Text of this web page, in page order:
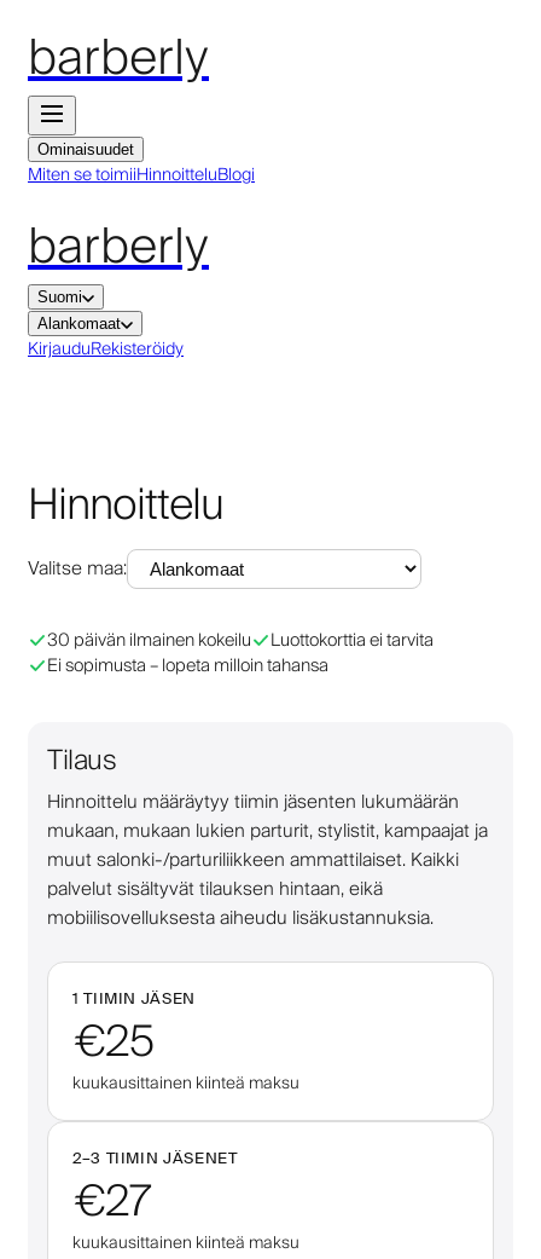
barberly
Ominaisuudet
Miten se toimiiHinnoitteluBlogi
barberly
Suomi
Alankomaat
KirjauduRekisteröidy
Hinnoittelu
Valitse maa:
30 päivän ilmainen kokeilu
Luottokorttia ei tarvita
Ei sopimusta – lopeta milloin tahansa
Tilaus
Hinnoittelu määräytyy tiimin jäsenten lukumäärän
mukaan, mukaan lukien parturit, stylistit, kampaajat ja
muut salonki-/parturiliikkeen ammattilaiset. Kaikki
palvelut sisältyvät tilauksen hintaan, eikä
mobiilisovelluksesta aiheudu lisäkustannuksia.
1 TIIMIN JÄSEN
€25
kuukausittainen kiinteä maksu
2–3 TIIMIN JÄSENET
€27
kuukausittainen kiinteä maksu